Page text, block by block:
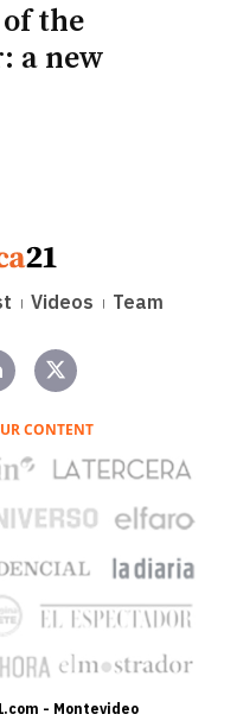
the
a new
Videos Team
CONTENT
- Montevideo